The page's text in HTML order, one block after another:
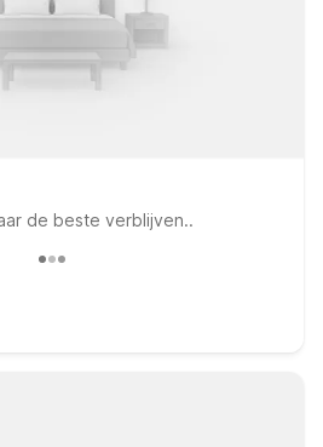
de beste verblijven..